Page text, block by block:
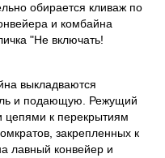
обирается кливаж по
и комбайна
"Не включать!
выкладваются
и подающую. Режущий
цепями к перекрытиям
закрепленных к
лавный конвейер и